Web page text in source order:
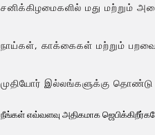
சனிக்கிழமைகளில் மது மற்றும்
நாய்கள், காக்கைகள் மற்றும்
முதியோர் இல்லங்களுக்கு தொண்டு
நீங்கள் எவ்வளவு அதிகமாக